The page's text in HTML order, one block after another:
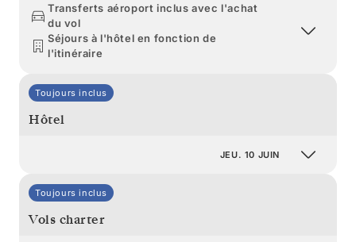
Transferts aéroport inclus avec l'achat
du vol
Séjours à l'hôtel en fonction de
l'itinéraire
Toujours inclus
Hôtel
JEU. 10 JUIN
Toujours inclus
Vols charter